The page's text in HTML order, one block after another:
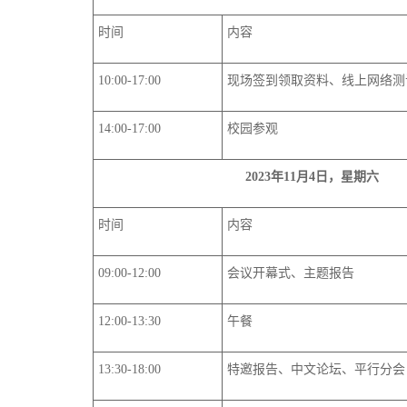
时间 内容
10:00-17:00 现场签到领取资料、线上网络
14:00-17:00 校园参观
2023年11月4日 ， 星期六
时间 内容
09:00-12:00 会议开幕式、主题报告
12:00-13:30 午餐
13:30-18:00 特邀报告、 中文论坛、 平行分会